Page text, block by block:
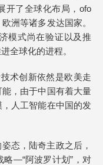
开了全球化布局，ofo
洲等诸多发达国家。
模式尚在验证以及推
全球化的进程。
术创新依然是欧美走
，由于中国有着大量
人工智能在中国的发
态，陆奇主政之后，
略—“阿波罗计划”，对